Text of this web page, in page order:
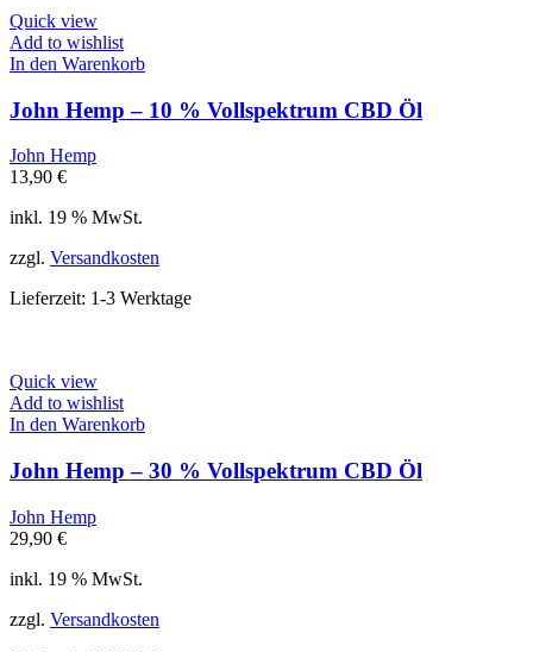
Quick view
Add to wishlist
In den Warenkorb
John Hemp – 10 % Vollspektrum CBD Öl
John Hemp
13,90 €
inkl. 19 % MwSt.
zzgl. Versandkosten
Lieferzeit: 1-3 Werktage
Quick view
Add to wishlist
In den Warenkorb
John Hemp – 30 % Vollspektrum CBD Öl
John Hemp
29,90 €
inkl. 19 % MwSt.
zzgl. Versandkosten